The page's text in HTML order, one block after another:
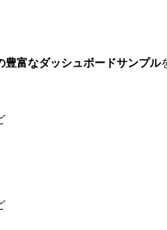
豊富なダッシュボードサンプル